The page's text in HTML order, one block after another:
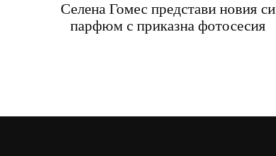
Селена Гомес представи новия си
парфюм с приказна фотосесия